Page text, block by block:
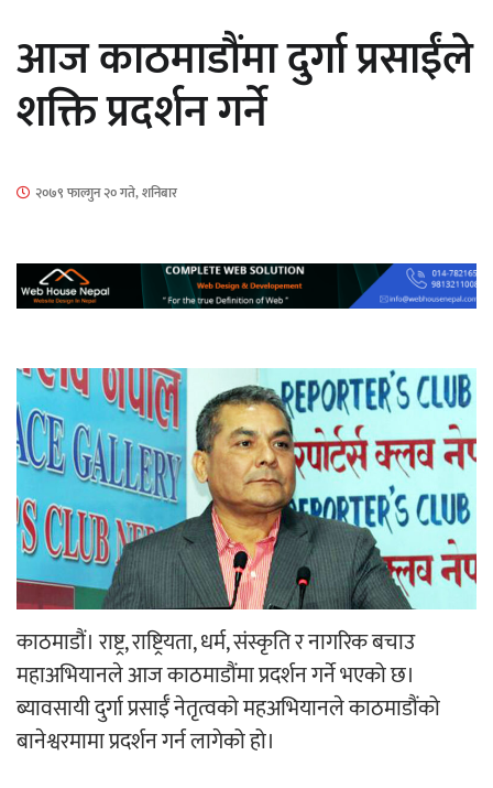
सार्वजनिक
नियन्त्रणमा
‘ईयुमा डट कम’ले बुधबारदेखि आफ्नो
औपचारिक सेवा सञ्चालनमा
हलमा छैन ‘गौँथली’को टिकट
आज काठमाडौंमा दुर्गा प्रसाईंले
शक्ति प्रदर्शन गर्ने
२०७९ फाल्गुन २० गते, शनिबार
काठमाडौं। राष्ट्र, राष्ट्रियता, धर्म, संस्कृति र नागरिक बचाउ
महाअभियानले आज काठमाडौंमा प्रदर्शन गर्ने भएको छ।
ब्यावसायी दुर्गा प्रसाईँ नेतृत्वको महअभियानले काठमाडौंको
बानेश्वरमामा प्रदर्शन गर्न लागेको हो।